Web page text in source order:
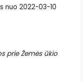
nuo 2022-03-10
prie Žemės ūkio